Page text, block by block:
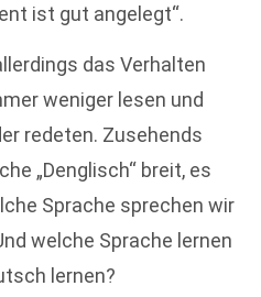
ist gut angelegt“.
das Verhalten
weniger lesen und
redeten. Zusehends
„Denglisch“ breit, es
Sprache sprechen wir
welche Sprache lernen
lernen?